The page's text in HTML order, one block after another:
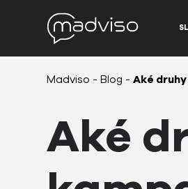
Madviso -Blog -Aké
Aké